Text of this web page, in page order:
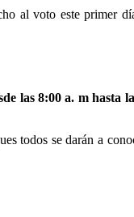
al voto este primer
las 8:00 a. m hasta
todos se darán a